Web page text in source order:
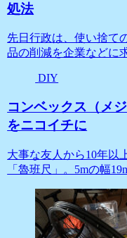
処法
先日行政は、使い捨て
品の削減を企業などに
DIY
コンベックス（メ
をニコイチに
大事な友人から10年以
「魯班尺」。5mの幅